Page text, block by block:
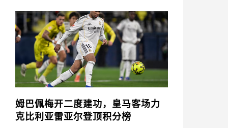
姆巴佩梅开二度建功，皇马客场力
克比利亚雷亚尔登顶积分榜